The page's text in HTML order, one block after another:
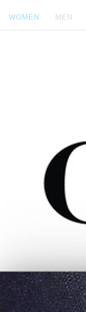
WOMEN MEN